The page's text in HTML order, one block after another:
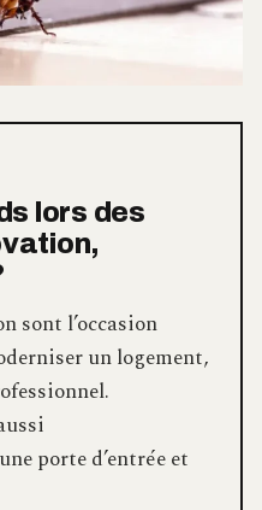
lors des
sont l’occasion
un logement,
porte d’entrée et